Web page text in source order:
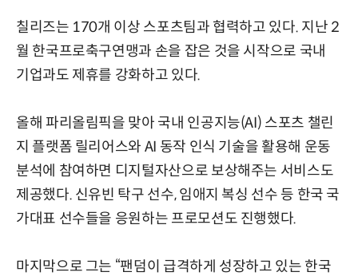
칠리즈는 170개 이상 스포츠팀과 협력하고 있다. 지난 2
월 한국프로축구연맹과 손을 잡은 것을 시작으로 국내
기업과도 제휴를 강화하고 있다.
올해 파리올림픽을 맞아 국내 인공지능(AI) 스포츠 챌린
지 플랫폼 릴리어스와 AI 동작 인식 기술을 활용해 운동
분석에 참여하면 디지털자산으로 보상해주는 서비스도
제공했다. 신유빈 탁구 선수, 임애지 복싱 선수 등 한국 국
가대표 선수들을 응원하는 프로모션도 진행했다.
마지막으로 그는 “팬덤이 급격하게 성장하고 있는 한국